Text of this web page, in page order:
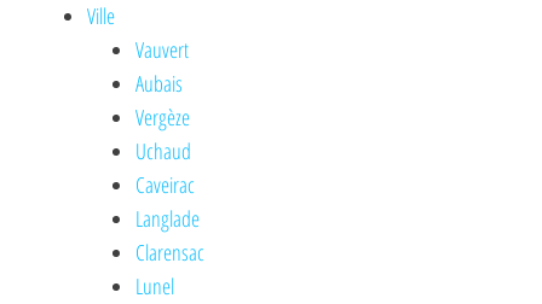
Ville
Vauvert
Aubais
Vergèze
Uchaud
Caveirac
Langlade
Clarensac
Lunel